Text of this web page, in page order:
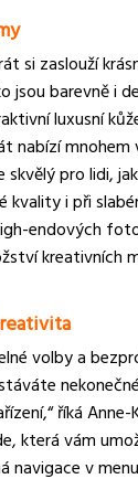
si zaslouží
jsou barevně i
luxusní
mnohem
skvělý pro lidi,
kvality i při
endových
kreativních
volby a
říká
která vám
navigace v